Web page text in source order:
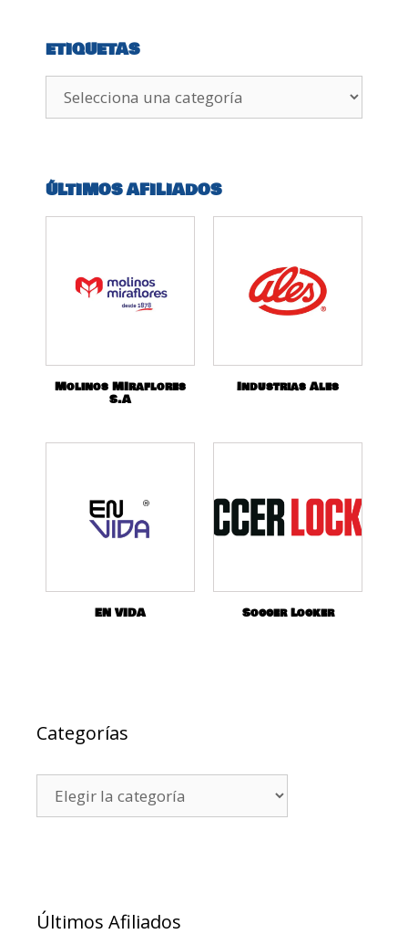
ETIQUETAS
ÚLTIMOS AFILIADOS
Molinos MIraflores
S.A
Industrias Ales
EN VIDA Soccer Locker
Categorías
Últimos Afiliados